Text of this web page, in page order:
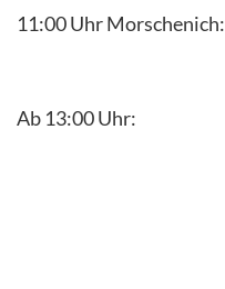
11:00 Uhr Morschenich:
Ab 13:00 Uhr: